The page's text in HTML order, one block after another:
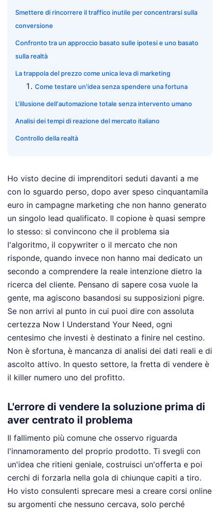
Smettere di rincorrere il traffico inutile per concentrarsi sulla
conversione
Confronto tra un approccio basato sulle ipotesi e uno basato
sulla realtà
La trappola del prezzo come unica leva di marketing
Come testare un'idea senza spendere una fortuna
L'illusione dell'automazione totale senza intervento umano
Analisi dei tempi di reazione del mercato italiano
Controllo della realtà
Ho visto decine di imprenditori seduti davanti a me
con lo sguardo perso, dopo aver speso cinquantamila
euro in campagne marketing che non hanno generato
un singolo lead qualificato. Il copione è quasi sempre
lo stesso: si convincono che il problema sia
l'algoritmo, il copywriter o il mercato che non
risponde, quando invece non hanno mai dedicato un
secondo a comprendere la reale intenzione dietro la
ricerca del cliente. Pensano di sapere cosa vuole la
gente, ma agiscono basandosi su supposizioni pigre.
Se non arrivi al punto in cui puoi dire con assoluta
certezza Now I Understand Your Need, ogni
centesimo che investi è destinato a finire nel cestino.
Non è sfortuna, è mancanza di analisi dei dati reali e di
ascolto attivo. In questo settore, la fretta di vendere è
il killer numero uno del profitto.
L'errore di vendere la soluzione prima di
aver centrato il problema
Il fallimento più comune che osservo riguarda
l'innamoramento del proprio prodotto. Ti svegli con
un'idea che ritieni geniale, costruisci un'offerta e poi
cerchi di forzarla nella gola di chiunque capiti a tiro.
Ho visto consulenti sprecare mesi a creare corsi online
su argomenti che nessuno cercava, solo perché